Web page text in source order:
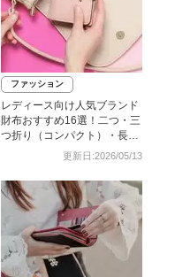
ファッション
レディース向け人気ブランド
財布おすすめ16選！二つ・三
つ折り（コンパクト）・長財
更新日:2026/05/13